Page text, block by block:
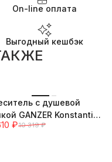
On-line оплата
Выгодный кешбэк
с душевой
GANZER Konstantin
хром/белый
₽10 319 ₽